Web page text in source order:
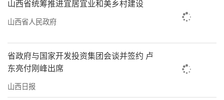
作站、省重点实验室、院士工作站等创新平
台，加大研发投入，攻坚核心关键技术。深化
科创与产业融合，拓展多行业场景应用。主动
扛起“链主”担当，完善产业生态，以自主可
控算力底座赋能国家数字化转型，为我省数字
经济高质量发展贡献力量。
山西省统筹推进宜居宜业和美乡村建设
山西省人民政府
省政府与国家开发投资集团会谈并签约 卢
东亮付刚峰出席
山西日报